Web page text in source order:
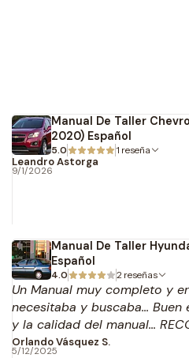
Manual De Taller
2020) Español
5.0 1 reseña
Leandro Astorga
9/1/2026
Manual De Taller
Español
4.0 2 reseñas
Un Manual muy completo y
necesitaba y buscaba...
y la calidad del manual...
EL SERVICIO...!!!
Orlando Vásquez S.
5/12/2025